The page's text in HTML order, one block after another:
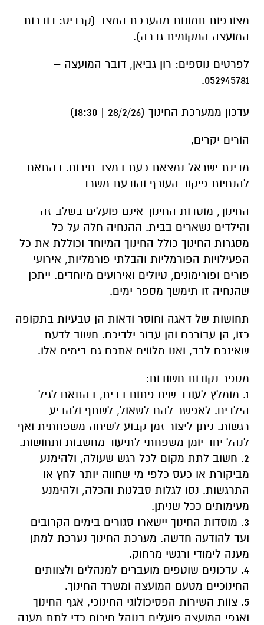
מצורפות תמונות מהערכת המצב (קרדיט: דוברות
המועצה המקומית גדרה).
לפרטים נוספים: רון גביאן, דובר המועצה –
052945781.
עדכון ממערכת החינוך (28/2/26 | 18:30)
הורים יקרים,
מדינת ישראל נמצאת כעת במצב חירום. בהתאם
להנחיות פיקוד העורף והודעת משרד
החינוך, מוסדות החינוך אינם פועלים בשלב זה
והילדים נשארים בבית. ההנחיה חלה על כל
מסגרות החינוך כולל החינוך המיוחד וכוללת את כל
הפעילויות הפורמליות והבלתי פורמליות, אירועי
פורים ופורימונים, טיולים ואירועים מיוחדים. ייתכן
שהנחיה זו תימשך מספר ימים.
תחושות של דאגה וחוסר ודאות הן טבעיות בתקופה
כזו, הן עבורכם והן עבור ילדיכם. חשוב לדעת
שאינכם לבד, ואנו מלווים אתכם גם בימים אלו.
מספר נקודות חשובות:
1. מומלץ לעודד שיח פתוח בבית, בהתאם לגיל
הילדים. לאפשר להם לשאול, לשתף ולהביע
רגשות. ניתן ליצור זמן קבוע לשיחה משפחתית ואף
לנהל יחד יומן משפחתי לתיעוד מחשבות ותחושות.
2. חשוב לתת מקום לכל רגש שעולה, ולהימנע
מביקורת או כעס כלפי מי שחווה יותר לחץ או
התרגשות. נסו לגלות סבלנות והכלה, ולהימנע
מעימותים ככל שניתן.
3. מוסדות החינוך יישארו סגורים בימים הקרובים
ועד להודעה חדשה. מערכת החינוך נערכת למתן
מענה לימודי ורגשי מרחוק.
4. עדכונים שוטפים מועברים למנהלים ולצוותים
החינוכיים מטעם המועצה ומשרד החינוך.
5. צוות השירות הפסיכולוגי החינוכי, אגף החינוך
ואגפי המועצה פועלים בנוהל חירום כדי לתת מענה